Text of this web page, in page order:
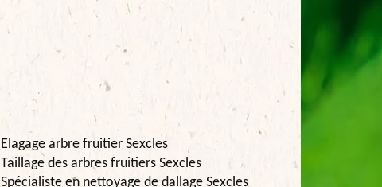
Elagage arbre fruitier Sexcles
Taillage des arbres fruitiers Sexcles
Spécialiste en nettoyage de dallage Sexcles